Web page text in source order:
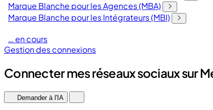
Marque Blanche pour les Agences (MBA)
Marque Blanche pour les Intégrateurs (MBI)
… en cours
Gestion des connexions
Connecter mes réseaux sociaux sur
Demander à l'IA